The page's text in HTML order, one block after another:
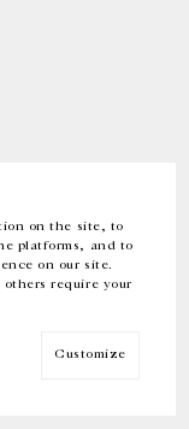
on the site, to
platforms, and to
on our site.
require your
Customize